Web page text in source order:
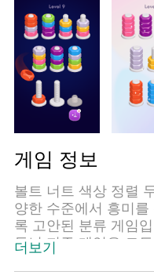
게임 정보
볼트 너트 색상 정렬
양한 수준에서 흥미
록 고안된 분류 게임
두뇌 퍼즐 게임은 모
더보기